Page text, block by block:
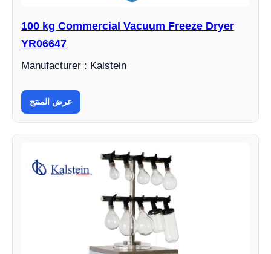
100 kg Commercial Vacuum Freeze Dryer
YR06647
Manufacturer : Kalstein
عرض المنتج